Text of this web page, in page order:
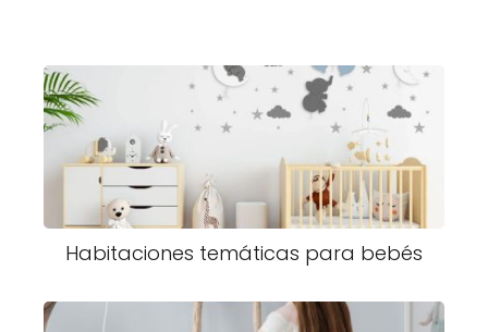
Habitaciones temáticas para bebés